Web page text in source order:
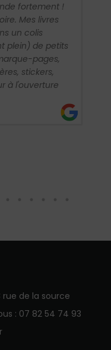
fortement !
Mes livres
un colis
plein) de petits
pages,
stickers,
à l'ouverture
rue de la source
: 07 82 54 74 93